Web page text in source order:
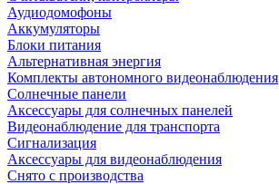
Аудиодомофоны
Аккумуляторы
Блоки питания
Альтернативная энергия
Комплекты автономного видеонаблюдения
Солнечные панели
Аксессуары для солнечных панелей
Видеонаблюдение для транспорта
Сигнализация
Аксессуары для видеонаблюдения
Снято с производства